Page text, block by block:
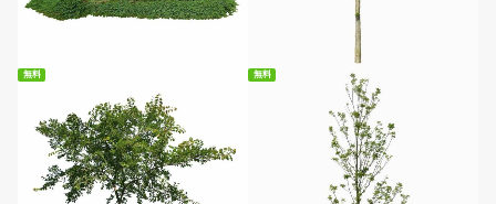
無料ダウンロード 無料ダウンロード
無料 無料